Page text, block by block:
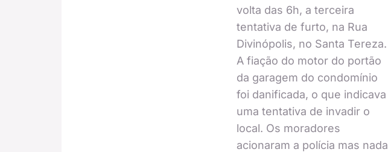
volta das 6h, a terceira
tentativa de furto, na Rua
Divinópolis, no Santa Tereza.
A fiação do motor do portão
da garagem do condomínio
foi danificada, o que indicava
uma tentativa de invadir o
local. Os moradores
acionaram a polícia mas nada